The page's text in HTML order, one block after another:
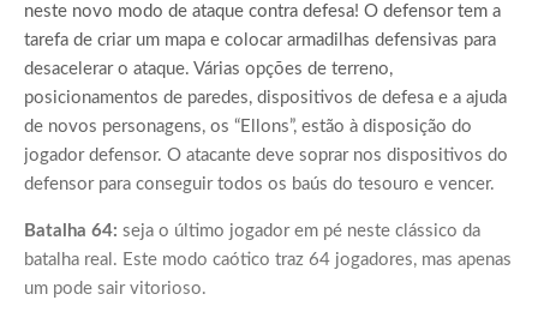
neste novo modo de ataque contra defesa! O defensor tem a
tarefa de criar um mapa e colocar armadilhas defensivas para
desacelerar o ataque. Várias opções de terreno,
posicionamentos de paredes, dispositivos de defesa e a ajuda
de novos personagens, os “Ellons”, estão à disposição do
jogador defensor. O atacante deve soprar nos dispositivos do
defensor para conseguir todos os baús do tesouro e vencer.
Batalha 64: seja o último jogador em pé neste clássico da
batalha real. Este modo caótico traz 64 jogadores, mas apenas
um pode sair vitorioso.